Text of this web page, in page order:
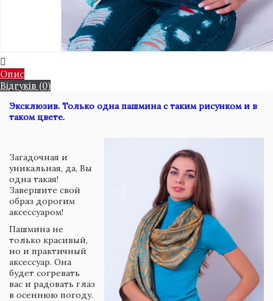
Опис
Відгуків (0)
Эксклюзив. Только одна пашмина с таким рисунком и в
таком цвете.
Загадочная и
уникальная, да, Вы
одна такая!
Завершите свой
образ дорогим
аксессуаром!
Пашмина не
только красивый,
но и практичный
аксессуар. Она
будет согревать
вас и радовать глаз
в осеннюю погоду.